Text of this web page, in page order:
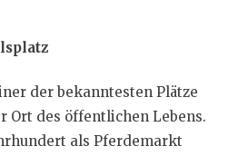
der bekanntesten Plätze
Ort des öffentlichen Lebens.
als Pferdemarkt